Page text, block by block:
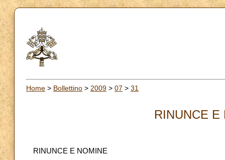
Home > Bollettino > 2009 > 07 > 31
RINUNCE E
RINUNCE E NOMINE